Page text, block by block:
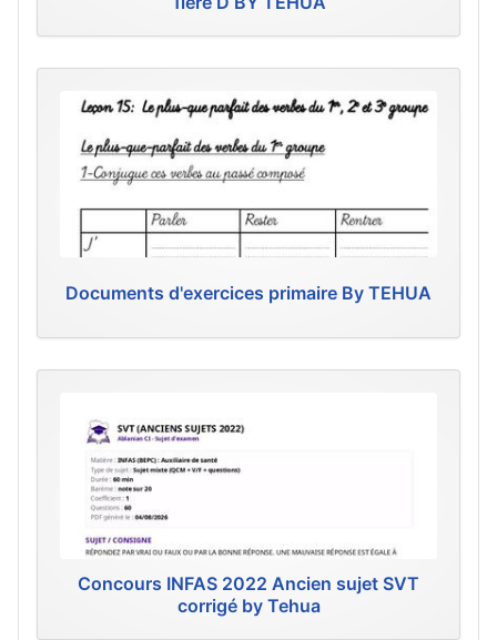
Documents d'exercices primaire By TEHUA
Concours INFAS 2022 Ancien sujet SVT
corrigé by Tehua